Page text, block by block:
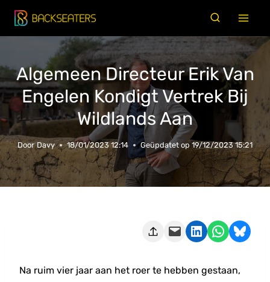
Doorgaan
naar
Algemeen Directeur Erik Van
Engelen Kondigt Vertrek Bij
Wildlands Aan
Door Davy 18/01/2023 12:14 Geüpdatet op 19/12/2023 15:21
Deze pagina e-mailen Delen op LinkedIn Delen via WhatsApp Share on Bluesky
Na ruim vier jaar aan het roer te hebben gestaan,